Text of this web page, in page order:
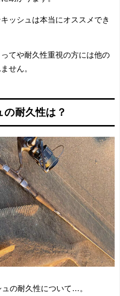
ッシュは本当にオススメでき
てや耐久性重視の方には他の
せん。
耐久性は？
の耐久性について…。